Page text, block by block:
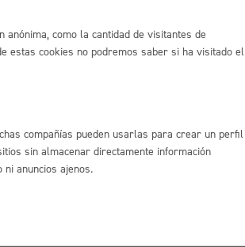
Mapas - GeoDonostia
Sala de prensa
Mapa web
como la cantidad de visitantes de
estas cookies no podremos saber si ha visitado el
compañías pueden usarlas para crear un perfil
sin almacenar directamente información
ni anuncios ajenos.